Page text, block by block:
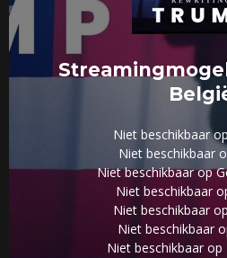
Niet beschikbaar
Niet beschikbaar
Niet beschikbaar op
Niet beschikbaar
Niet beschikbaar
Niet beschikbaar
Niet beschikbaar op